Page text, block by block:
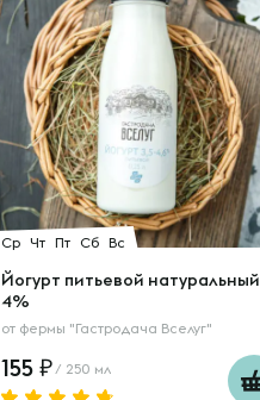
Ср Чт Пт Сб Вс
Йогурт питьевой натуральный
4%
от фермы "Гастродача Вселуг"
155 / 250 мл